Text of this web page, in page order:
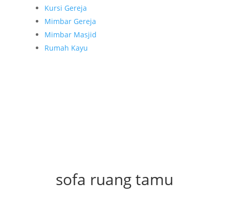
Kursi Gereja
Mimbar Gereja
Mimbar Masjid
Rumah Kayu
sofa ruang tamu